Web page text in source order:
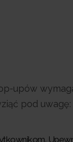
upów
pod uwagę: